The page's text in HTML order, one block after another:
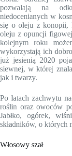
pozwalają na
niedocenianych w
się o oleju z konopii,
oleju z opuncji
kolejnym roku
wykorzystają ich
już jesienią 2020
siewnej, w której
jak i twarzy.
Po latach zachwytu
roślin oraz owoców
Jabłko, ogórek,
składników, o których
Włosowy szał